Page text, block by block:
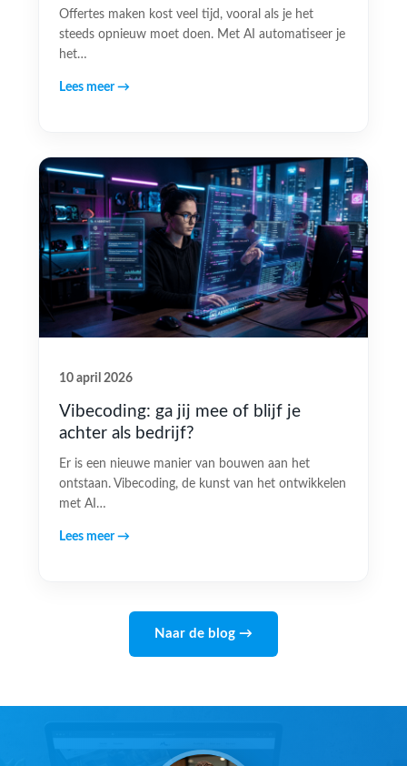
Offertes maken kost veel tijd, vooral als je het
steeds opnieuw moet doen. Met AI automatiseer je
het…
Lees meer →
10 april 2026
Vibecoding: ga jij mee of blijf je
achter als bedrijf?
Er is een nieuwe manier van bouwen aan het
ontstaan. Vibecoding, de kunst van het ontwikkelen
met AI…
Lees meer →
Naar de blog →